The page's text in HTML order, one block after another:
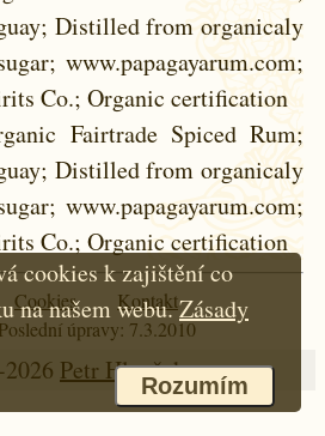
Distilled from organicaly
www.papagayarum.com;
Co.; Organic certification
Fairtrade Spiced Rum;
Distilled from organicaly
www.papagayarum.com;
Co.; Organic certification
Cookies
Kontakt
Poslední úpravy: 7.3.2010
Petr Hloušek
cookies k zajištění co
na našem webu.Zásady
Rozumím